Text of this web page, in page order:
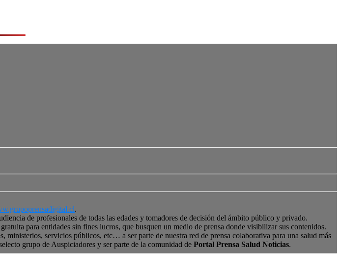
.
de profesionales de todas las edades y tomadores de decisión del ámbito público y privado.
para entidades sin fines lucros, que busquen un medio de prensa donde visibilizar sus contenidos.
servicios públicos, etc… a ser parte de nuestra red de prensa colaborativa para una salud más
grupo de Auspiciadores y ser parte de la comunidad de Portal Prensa Salud Noticias.